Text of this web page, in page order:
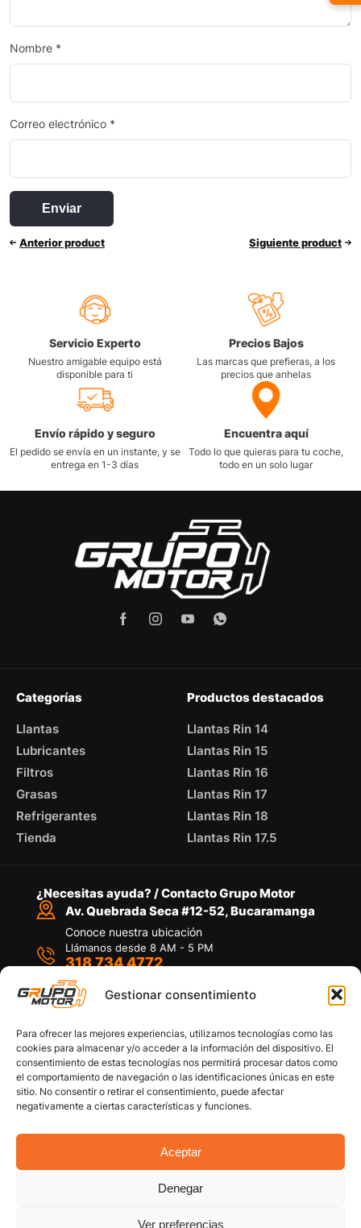
Gestionar consentimiento
Para ofrecer las mejores experiencias, utilizamos tecnologías como las
cookies para almacenar y/o acceder a la información del dispositivo. El
consentimiento de estas tecnologías nos permitirá procesar datos como
el comportamiento de navegación o las identificaciones únicas en este
sitio. No consentir o retirar el consentimiento, puede afectar
negativamente a ciertas características y funciones.
Aceptar
Denegar
Ver preferencias
Nombre *
Correo electrónico *
Anterior product Siguiente product
Servicio Experto
Nuestro amigable equipo está
disponible para ti
Precios Bajos
Las marcas que prefieras, a los
precios que anhelas
Envío rápido y seguro
El pedido se envía en un instante, y se
entrega en 1-3 días
Encuentra aquí
Todo lo que quieras para tu coche,
todo en un solo lugar
Categorías
Llantas
Lubricantes
Filtros
Grasas
Refrigerantes
Tienda
Productos destacados
Llantas Rin 14
Llantas Rin 15
Llantas Rin 16
Llantas Rin 17
Llantas Rin 18
Llantas Rin 17.5
¿Necesitas ayuda? / Contacto Grupo Motor
Av. Quebrada Seca #12-52, Bucaramanga
Conoce nuestra ubicación
Llámanos desde 8 AM - 5 PM
318 734 4772
Por medio de WhatsApp
Copyright © 2026 Grupo Motor S.A.S. Todos los
Políticas de privacidad
Política de devoluciones y/o reembolsos
Términos y Condiciones